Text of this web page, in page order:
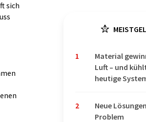
sich
1
Material
Luft – und
heutige
2
Neue
Problem